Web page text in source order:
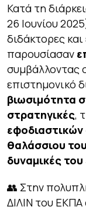
Κατά τη
26 Ιουνίου
διδάκτορες
παρουσίασαν
συμβάλλοντας
επιστημονικό
βιωσιμότητα
στρατηγικές,
θαλάσσιου
δυναμικές
👥 Στην
ΔΙΛΙΝ του